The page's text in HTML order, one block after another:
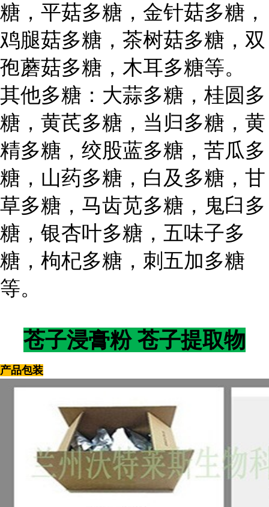
糖，平菇多糖，金针菇多糖，
鸡腿菇多糖，茶树菇多糖，双
孢蘑菇多糖，木耳多糖等。
其他多糖：大蒜多糖，桂圆多
糖，黄芪多糖，当归多糖，黄
精多糖，绞股蓝多糖，苦瓜多
糖，山药多糖，白及多糖，甘
草多糖，马齿苋多糖，鬼臼多
糖，银杏叶多糖，五味子多
糖，枸杞多糖，刺五加多糖
等。
苍子浸膏粉 苍子提取物
产品包装